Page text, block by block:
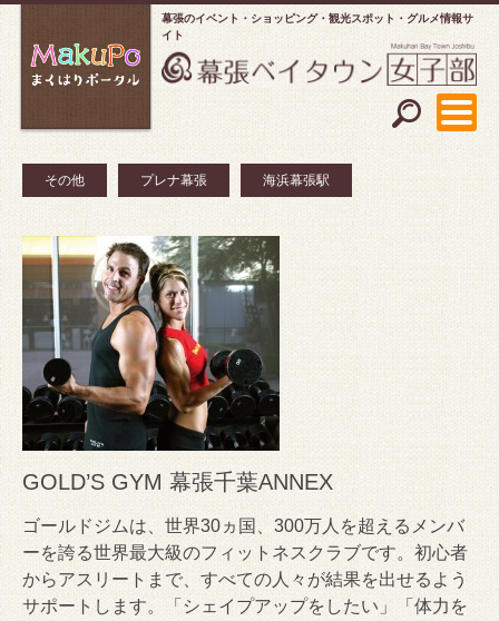
幕張のイベント・ショッピング
観光スポット・グルメ情報サ
イト
その他 プレナ幕張 海浜幕張駅
GOLD’S GYM 幕張千葉ANNEX
ゴールドジムは、世界30ヵ国、300万人を超えるメンバ
ーを誇る世界最大級のフィットネスクラブです。初心者
からアスリートまで、すべての人々が結果を出せるよう
サポートします。「シェイプアップをしたい」「体力を